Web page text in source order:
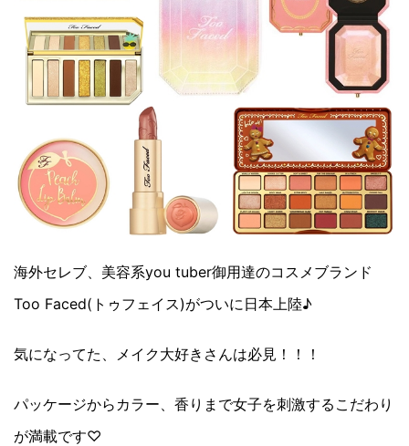
海外セレブ、美容系you tuber御用達のコスメブランド
Too Faced(トゥフェイス)がついに日本上陸♪
気になってた、メイク大好きさんは必見！！！
パッケージからカラー、香りまで女子を刺激するこだわり
が満載です♡